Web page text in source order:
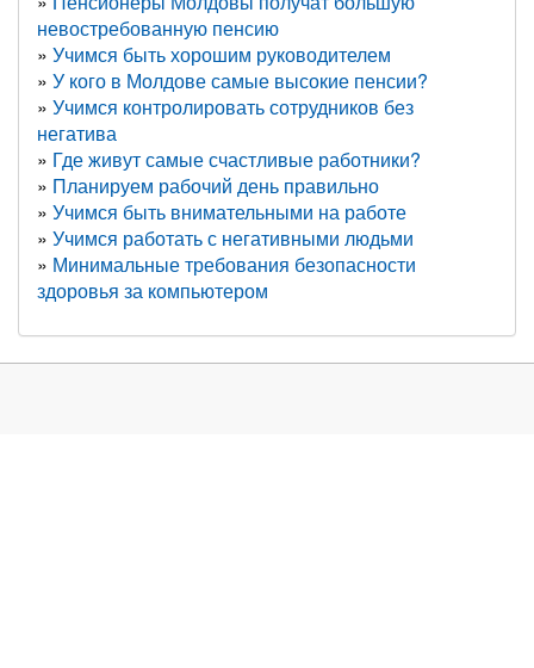
невостребованную пенсию
Учимся быть хорошим руководителем
У кого в Молдове самые высокие пенсии?
Учимся контролировать сотрудников без
негатива
Где живут самые счастливые работники?
Планируем рабочий день правильно
Учимся быть внимательными на работе
Учимся работать с негативными людьми
Минимальные требования безопасности
здоровья за компьютером